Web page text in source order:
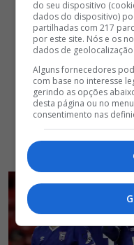
do seu dispositivo
dados do dispositivo)
partilhadas com 217
por este site. Nós e os
dados de
Alguns fornecedores
com base no interesse
gerindo as opções
desta página ou no
consentimento nas